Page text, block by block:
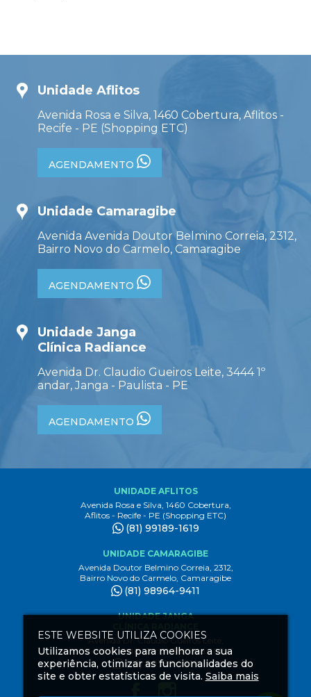
Unidade Aflitos
Avenida Rosa e Silva, 1460 Cobertura, Aflitos -
Recife - PE (Shopping ETC)
AGENDAMENTO
Unidade Camaragibe
Avenida Avenida Doutor Belmino Correia, 2312,
Bairro Novo do Carmelo, Camaragibe
AGENDAMENTO
Unidade Janga
Clínica Radiance
Avenida Dr. Claudio Gueiros Leite, 3444 1º
andar, Janga - Paulista - PE
AGENDAMENTO
UNIDADE AFLITOS
Avenida Rosa e Silva, 1460 Cobertura,
Aflitos - Recife - PE (Shopping ETC)
(81) 99189-1619
UNIDADE CAMARAGIBE
Avenida Doutor Belmino Correia, 2312,
Bairro Novo do Carmelo, Camaragibe
(81) 98964-9411
UNIDADE JANGA
Avenida Dr. Claudio Gueiros Leite,
3444 1º andar, Janga Paulista - PE
(81) 99189-1619
ESTE WEBSITE UTILIZA COOKIES
Utilizamos cookies para melhorar a sua
experiência, otimizar as funcionalidades do
site e obter estatísticas de visita. Saiba mais